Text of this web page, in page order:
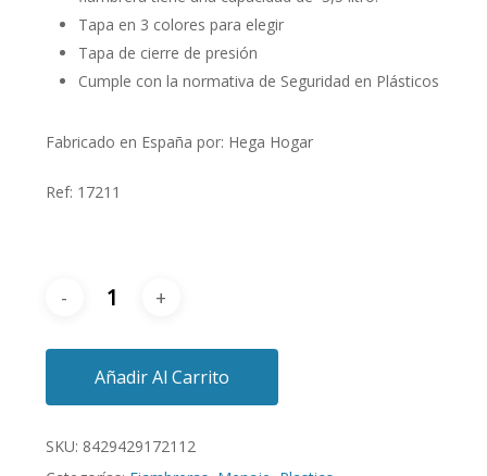
Tapa en 3 colores para elegir
Tapa de cierre de presión
Cumple con la normativa de Seguridad en Plásticos
Fabricado en España por: Hega Hogar
Ref: 17211
Añadir Al Carrito
SKU: 8429429172112